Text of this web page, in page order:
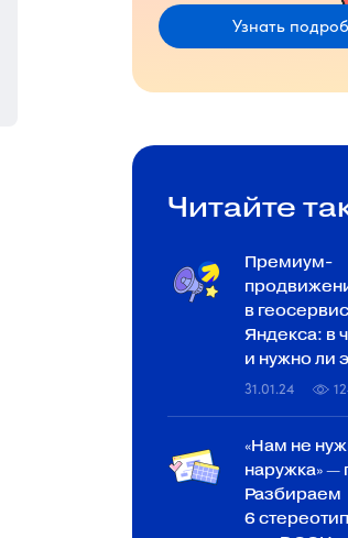
Узнать
Читайте
Премиум-
в
Яндекса: в
и нужно ли
31.01.24
«Нам не
наружка» —
Разбираем
6